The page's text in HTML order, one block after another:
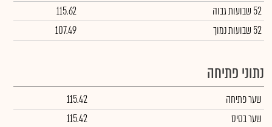
52 שבועות גבוה
115.62
52 שבועות נמוך
107.49
נתוני פתיחה
שער פתיחה
115.42
שער בסיס
115.42